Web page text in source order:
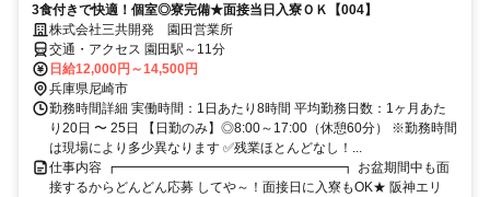
3食付きで快適！個室◎寮完備★面接当日入寮ＯＫ【004】
株式会社三共開発 園田営業所
交通・アクセス 園田駅～11分
日給12,000円～14,500円
兵庫県尼崎市
勤務時間詳細 実働時間：1日あたり8時間 平均勤務日数：1ヶ月あた
り20日 〜 25日 【日勤のみ】◎8:00～17:00（休憩60分） ※勤務時間
は現場により多少異なります ✅残業ほとんどなし！...
仕事内容 ┏━━━━━━━━━━━━━━━━━┓ お盆期間中も面
接するからどんどん応募 してや～！面接日に入寮もOK★ 阪神エリ